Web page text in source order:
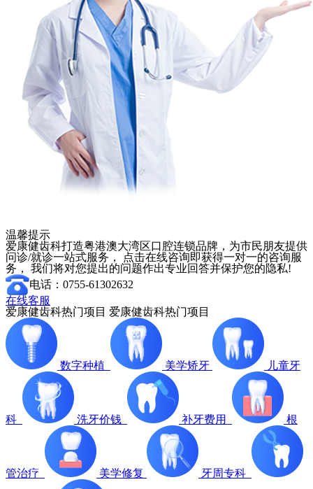
温馨提示
爱康健齿科打造粤港澳大湾区口腔连锁品牌，为市民朋友提供
问诊/就诊一站式服务， 点击在线咨询即获得一对一的咨询服
务， 我们将对您提出的问题作出专业回答并保护您的隐私!
电话：0755-61302632
在线客服
爱康健齿科热门项目 爱康健齿科热门项目
数字种植 美学矫牙 儿童牙
科 洗牙价钱 补牙费用 根
管治疗 美学修复 牙周专科